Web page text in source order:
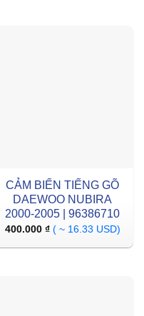
CẢM BIẾN TIẾNG GÕ
DAEWOO NUBIRA
2000-2005 | 96386710
400.000 ₫ ( ~ 16.33 USD)